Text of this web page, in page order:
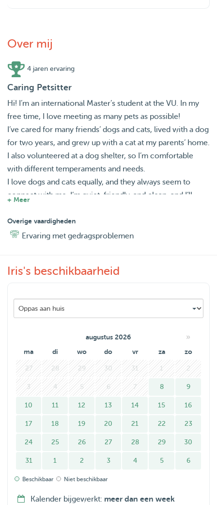
Over mij
4 jaren ervaring
Caring Petsitter
Hi! I’m an international Master’s student at the VU. In my
free time, I love meeting as many pets as possible!
I’ve cared for many friends’ dogs and cats, lived with a dog
for two years, and grew up with a cat at my parents’ home.
I also volunteered at a dog shelter, so I’m comfortable
with different temperaments and needs.
I love dogs and cats equally, and they always seem to
connect with me. I’m quiet, friendly, and clean, and I’ll
What I Offer:
Dog walks or visits in the morning or in the evening
Plenty of cuddles, attention, and care
I look forward to meeting your fur babies 💕
+ Meer
Overige vaardigheden
Ervaring met gedragsproblemen
Iris's beschikbaarheid
augustus 2026 »
ma di wo do vr za zo
27 28 29 30 31 1 2
3 4 5 6 7 8 9
10 11 12 13 14 15 16
17 18 19 20 21 22 23
24 25 26 27 28 29 30
31 1 2 3 4 5 6
Beschikbaar Niet beschikbaar
Kalender bijgewerkt: meer dan een week